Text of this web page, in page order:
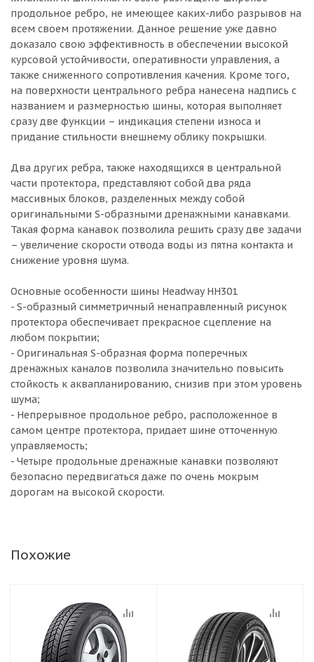
продольное ребро, не имеющее каких-либо разрывов на
всем своем протяжении. Данное решение уже давно
доказало свою эффективность в обеспечении высокой
курсовой устойчивости, оперативности управления, а
также сниженного сопротивления качения. Кроме того,
на поверхности центрального ребра нанесена надпись с
названием и размерностью шины, которая выполняет
сразу две функции – индикация степени износа и
придание стильности внешнему облику покрышки.
Два других ребра, также находящихся в центральной
части протектора, представляют собой два ряда
массивных блоков, разделенных между собой
оригинальными S-образными дренажными канавками.
Такая форма канавок позволила решить сразу две задачи
– увеличение скорости отвода воды из пятна контакта и
снижение уровня шума.
Основные особенности шины Headway HH301
- S-образный симметричный ненаправленный рисунок
протектора обеспечивает прекрасное сцепление на
любом покрытии;
- Оригинальная S-образная форма поперечных
дренажных каналов позволила значительно повысить
стойкость к аквапланированию, снизив при этом уровень
шума;
- Непрерывное продольное ребро, расположенное в
самом центре протектора, придает шине отточенную
управляемость;
- Четыре продольные дренажные канавки позволяют
безопасно передвигаться даже по очень мокрым
дорогам на высокой скорости.
Похожие